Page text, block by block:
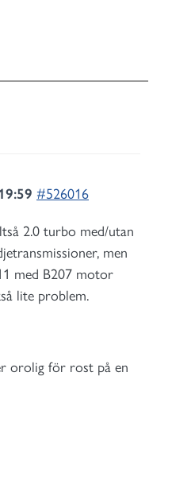
#526016
2.0 turbo med/utan
men
med B207 motor
lite problem.
orolig för rost på en